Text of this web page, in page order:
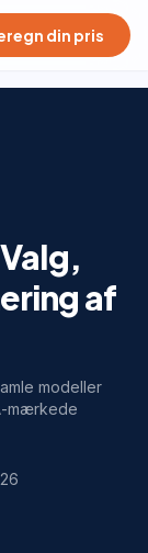
din pris
af
modeller
mærkede